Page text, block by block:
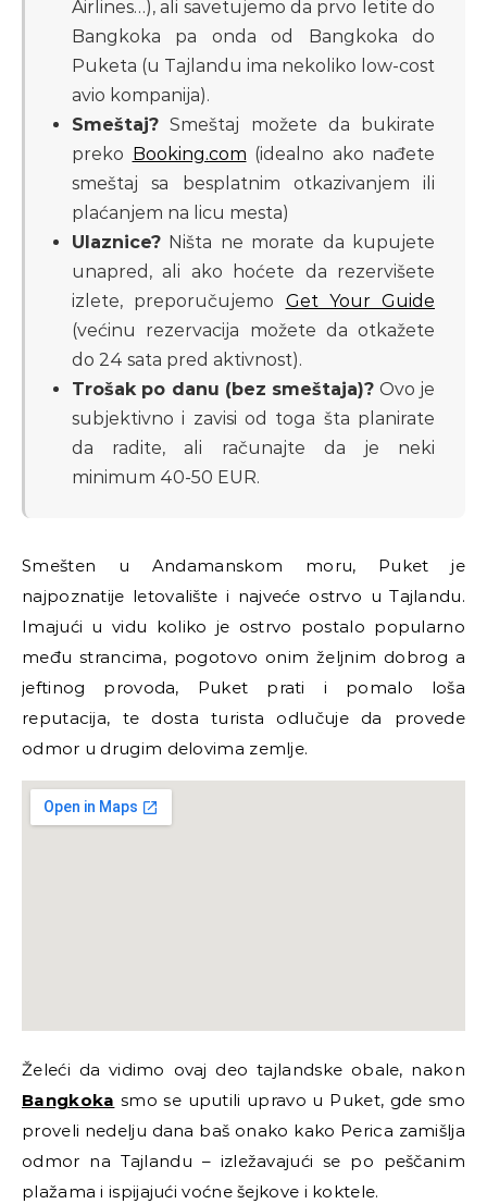
Airlines…), ali savetujemo da prvo letite do
Bangkoka pa onda od Bangkoka do
Puketa (u Tajlandu ima nekoliko low-cost
avio kompanija).
Smeštaj? Smeštaj možete da bukirate
preko
Booking.com (idealno ako nađete
smeštaj sa besplatnim otkazivanjem ili
plaćanjem na licu mesta)
Ulaznice? Ništa ne morate da kupujete
unapred, ali ako hoćete da rezervišete
izlete, preporučujemo Get Your Guide
(većinu rezervacija možete da otkažete
do 24 sata pred aktivnost).
Trošak po danu (bez smeštaja)? Ovo je
subjektivno i zavisi od toga šta planirate
da radite, ali računajte da je neki
minimum 40-50 EUR.
Smešten u Andamanskom moru, Puket je
najpoznatije letovalište i najveće ostrvo u Tajlandu.
Imajući u vidu koliko je ostrvo postalo popularno
među strancima, pogotovo onim željnim dobrog a
jeftinog provoda, Puket prati i pomalo loša
reputacija, te dosta turista odlučuje da provede
odmor u drugim delovima zemlje.
Želeći da vidimo ovaj deo tajlandske obale, nakon
Bangkoka smo se uputili upravo u Puket, gde smo
proveli nedelju dana baš onako kako Perica zamišlja
odmor na Tajlandu –izležavajući se po peščanim
plažama i ispijajući voćne šejkove i koktele.